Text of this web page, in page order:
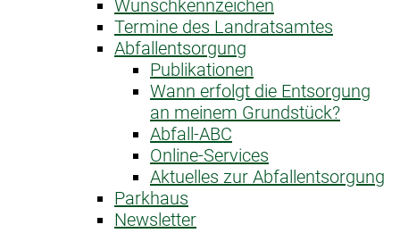
Wunschkennzeichen
Termine des Landratsamtes
Abfallentsorgung
Publikationen
Wann erfolgt die Entsorgung
an meinem Grundstück?
Abfall-ABC
Online-Services
Aktuelles zur Abfallentsorgung
Parkhaus
Newsletter